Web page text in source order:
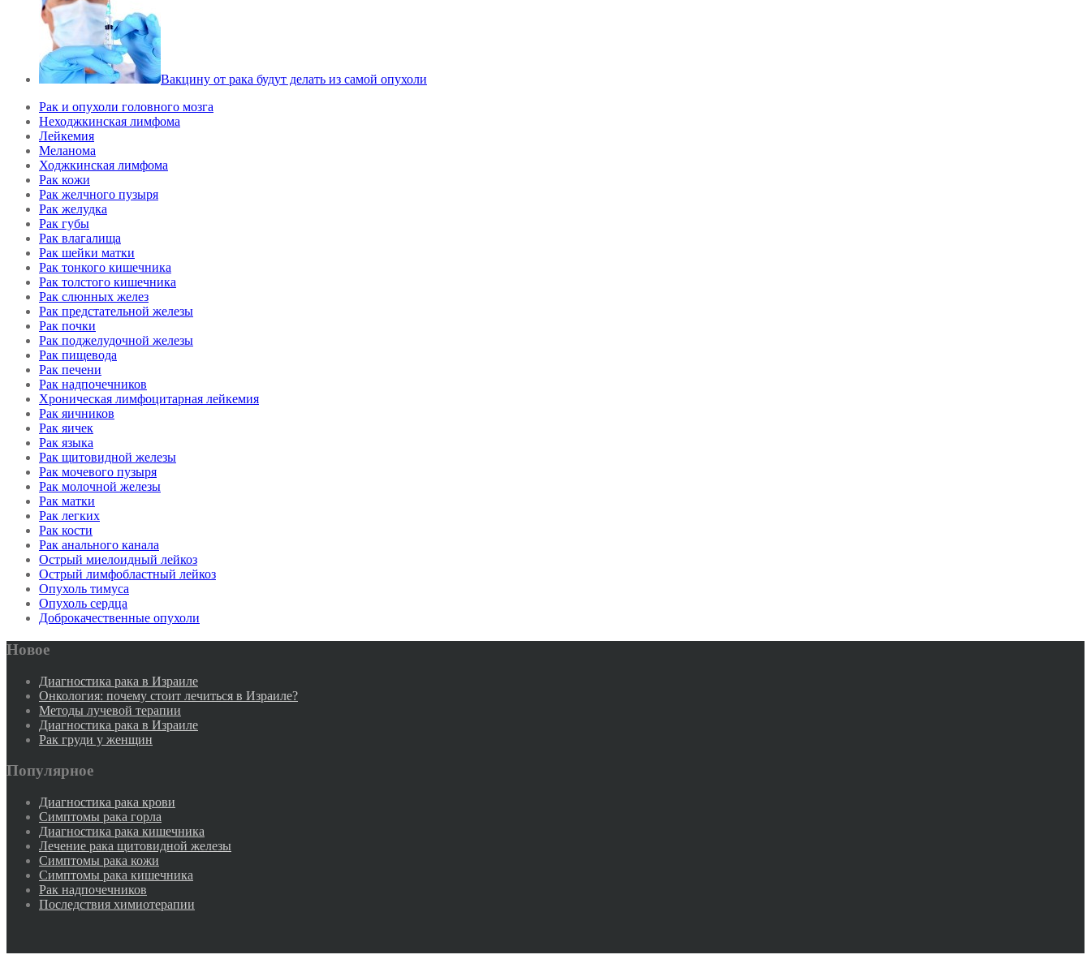
Вакцину от рака будут делать из самой опухоли
Рак и опухоли головного мозга
Неходжкинская лимфома
Лейкемия
Меланома
Ходжкинская лимфома
Рак кожи
Рак желчного пузыря
Рак желудка
Рак губы
Рак влагалища
Рак шейки матки
Рак тонкого кишечника
Рак толстого кишечника
Рак слюнных желез
Рак предстательной железы
Рак почки
Рак поджелудочной железы
Рак пищевода
Рак печени
Рак надпочечников
Хроническая лимфоцитарная лейкемия
Рак яичников
Рак яичек
Рак языка
Рак щитовидной железы
Рак мочевого пузыря
Рак молочной железы
Рак матки
Рак легких
Рак кости
Рак анального канала
Острый миелоидный лейкоз
Острый лимфобластный лейкоз
Опухоль тимуса
Опухоль сердца
Доброкачественные опухоли
Новое
Диагностика рака в Израиле
Онкология: почему стоит лечиться в Израиле?
Методы лучевой терапии
Диагностика рака в Израиле
Рак груди у женщин
Популярное
Диагностика рака крови
Симптомы рака горла
Диагностика рака кишечника
Лечение рака щитовидной железы
Симптомы рака кожи
Симптомы рака кишечника
Рак надпочечников
Последствия химиотерапии